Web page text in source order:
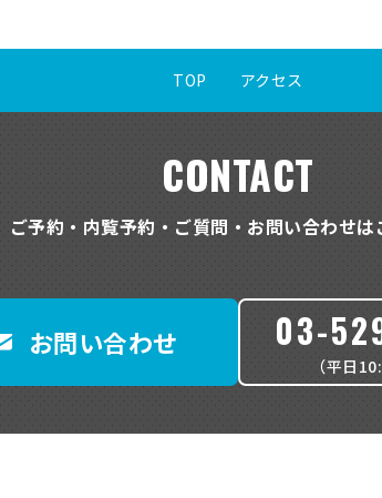
み・締結等に必要な情報として、お客さまのお名
きの内容により、個人番号をご提供いただく場合が
報については、「行政手続における特定の個人を識
契約書により、お客さまに関する情報を取得いたし
報の取得にあたっては、個人情報の保護に 関する
法で行なうこととします。
人情報については、所定の申告書等により取得いた
さまに関する情報を、必要に応じ、以下の目的で
TOP アクセス
CONTACT
ご予約・内覧予約・ご質問・お問い合わせは
お問い合わせ 03-
（平日